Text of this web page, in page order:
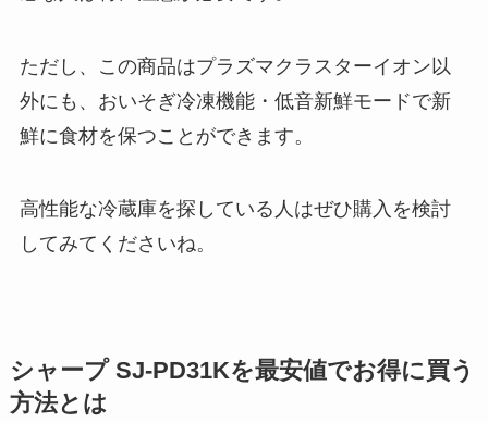
ただし、この商品はプラズマクラスターイオン以
外にも、おいそぎ冷凍機能・低音新鮮モードで新
鮮に食材を保つことができます。
高性能な冷蔵庫を探している人はぜひ購入を検討
してみてくださいね。
シャープ SJ-PD31Kを最安値でお得に買う
方法とは